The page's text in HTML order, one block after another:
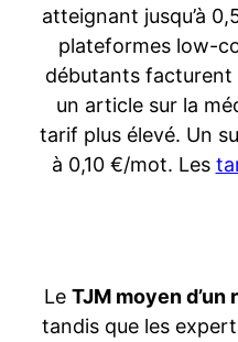
atteignant jusqu’à
plateformes low-
débutants facturent
un article sur la
tarif plus élevé. Un
à 0,10 €/mot. Les
Le TJM moyen
tandis que les